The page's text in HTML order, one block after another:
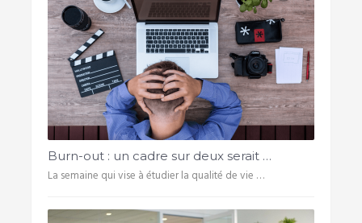
Burn-out : un cadre sur deux serait …
La semaine qui vise à étudier la qualité de vie …